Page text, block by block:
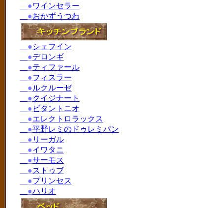
●ワインセラー
●おかずうつわ
●シェフイン
●デロンギ
●ティファール
●フィスラー
●ルクルーゼ
●クイジナート
● ビタントニオ
●エレクトロラックス
●平野レミのドゥレミパン
● リーガル
●イワタニ
●サーモス
●ストゥブ
●プリンセス
●ハリオ